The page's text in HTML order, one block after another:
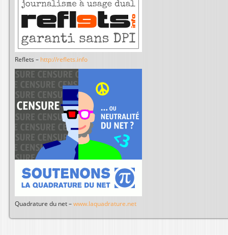
Reflets – http://reflets.info
Quadrature du net – www.laquadrature.net